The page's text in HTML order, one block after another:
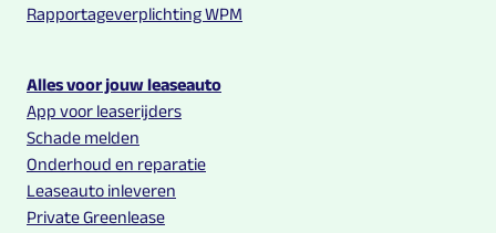
Rapportageverplichting WPM
Alles voor jouw leaseauto
App voor leaserijders
Schade melden
Onderhoud en reparatie
Leaseauto inleveren
Private Greenlease